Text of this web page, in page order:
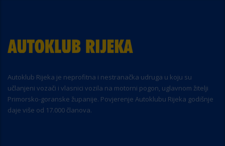
Autoklub Rijeka je neprofitna i nestranačka udruga u koju su
učlanjeni vozači i vlasnici vozila na motorni pogon, uglavnom žitelji
Primorsko-goranske županije. Povjerenje Autoklubu Rijeka godišnje
daje više od 17.000 članova.